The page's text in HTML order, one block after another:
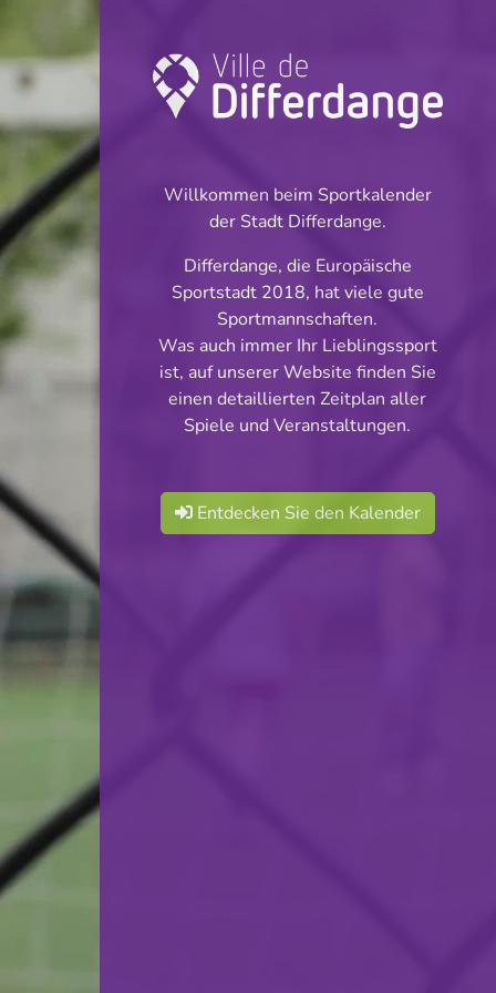
Turnier:
INFOS
05.10.2024
17:15
Hall polyvalent et sportif Rodange
Teilen
W-Nationale 2:Tour
qualificatif
Willkommen beim Sportkalender
der Stadt Differdange.
Differdange, die Europäische
Sportstadt 2018, hat viele gute
Sportmannschaften.
Was auch immer Ihr Lieblingssport
ist, auf unserer Website finden Sie
einen detaillierten Zeitplan aller
Spiele und Veranstaltungen.
Entdecken Sie den Kalender